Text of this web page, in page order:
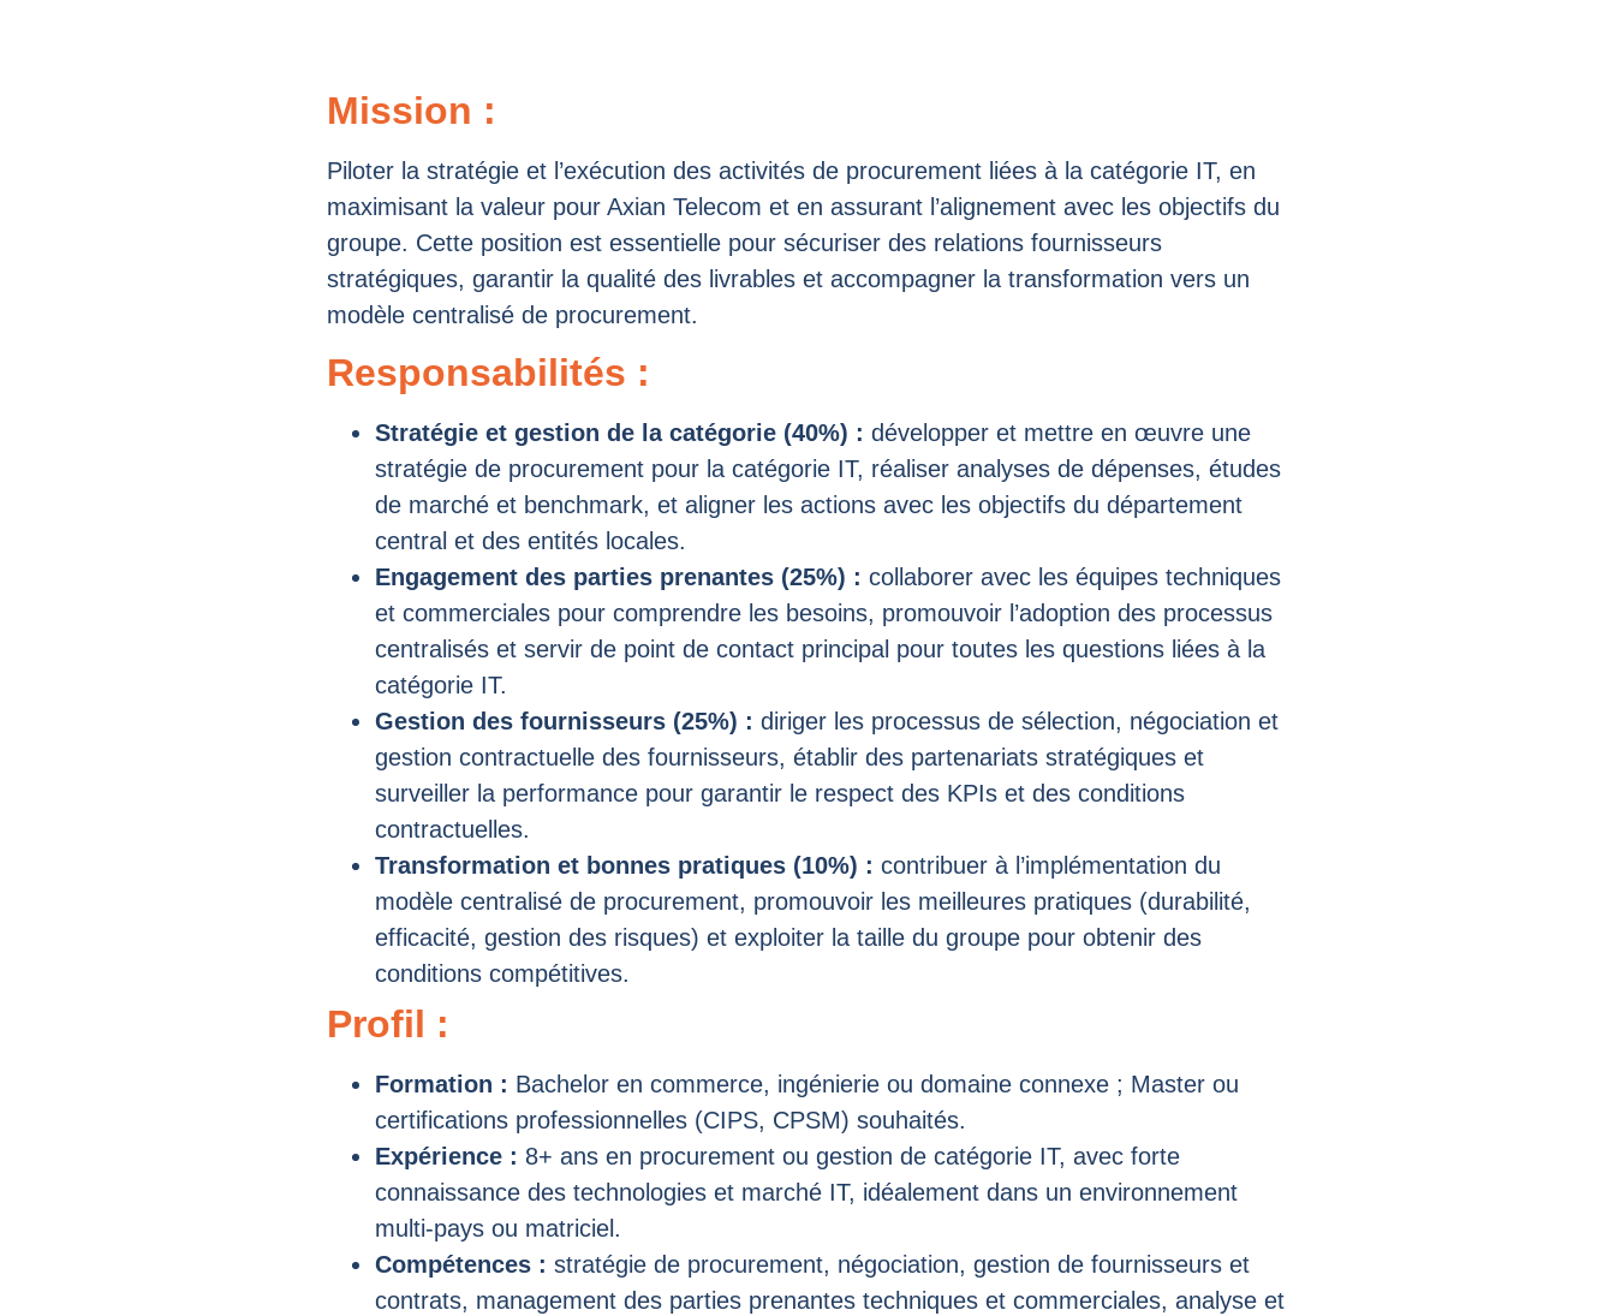
Mission :
Piloter la stratégie et l’exécution des activités de procurement liées à la catégorie IT, en
maximisant la valeur pour Axian Telecom et en assurant l’alignement avec les objectifs du
groupe. Cette position est essentielle pour sécuriser des relations fournisseurs
stratégiques, garantir la qualité des livrables et accompagner la transformation vers un
modèle centralisé de procurement.
Responsabilités :
Stratégie et gestion de la catégorie (40%) : développer et mettre en œuvre une
stratégie de procurement pour la catégorie IT, réaliser analyses de dépenses, études
de marché et benchmark, et aligner les actions avec les objectifs du département
central et des entités locales.
Engagement des parties prenantes (25%) : collaborer avec les équipes techniques
et commerciales pour comprendre les besoins, promouvoir l’adoption des processus
centralisés et servir de point de contact principal pour toutes les questions liées à la
catégorie IT.
Gestion des fournisseurs (25%) : diriger les processus de sélection, négociation et
gestion contractuelle des fournisseurs, établir des partenariats stratégiques et
surveiller la performance pour garantir le respect des KPIs et des conditions
contractuelles.
Transformation et bonnes pratiques (10%) : contribuer à l’implémentation du
modèle centralisé de procurement, promouvoir les meilleures pratiques (durabilité,
efficacité, gestion des risques) et exploiter la taille du groupe pour obtenir des
conditions compétitives.
Profil :
Formation : Bachelor en commerce, ingénierie ou domaine connexe ; Master ou
certifications professionnelles (CIPS, CPSM) souhaités.
Expérience : 8+ ans en procurement ou gestion de catégorie IT, avec forte
connaissance des technologies et marché IT, idéalement dans un environnement
multi-pays ou matriciel.
Compétences : stratégie de procurement, négociation, gestion de fournisseurs et
contrats, management des parties prenantes techniques et commerciales, analyse et